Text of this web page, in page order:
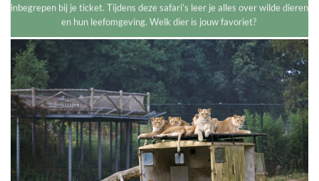
inbegrepen bij je ticket. Tijdens deze safari’s leer je alles over wilde dieren
en hun leefomgeving. Welk dier is jouw favoriet?
NU BOEKEN